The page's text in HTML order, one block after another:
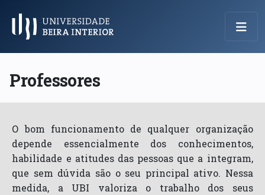
Menu Principal
Professores
O bom funcionamento de qualquer organização
depende essencialmente dos conhecimentos,
habilidade e atitudes das pessoas que a integram,
que sem dúvida são o seu principal ativo. Nessa
medida, a UBI valoriza o trabalho dos seus